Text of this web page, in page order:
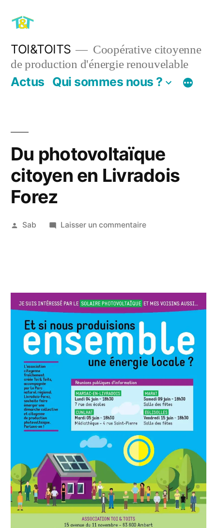
contenu
TOI&TOITS
Coopérative citoyenne
de production d'énergie renouvelable
Actus Qui sommes nous ?
Du photovoltaïque
citoyen en Livradois
Forez
Publié
Sab
Laisser un commentairesur
Livradois
Forez